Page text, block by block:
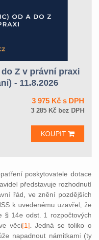
Z v právní praxi
- 11.8.2026
3 975 Kč s DPH
3 285 Kč bez DPH
KOUPIT
poskytovatele dotace
představuje rozhodnutí
řád, ve znění pozdějších
k uvedenému uzavřel, že
§ 14e odst. 1 rozpočtových
věci[1]
Jedná se toliko o
napadnout námitkami (ty